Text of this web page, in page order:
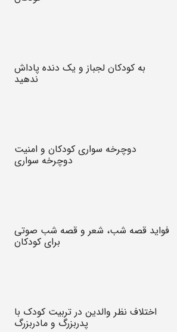
به کودکان لجباز و یک دنده پاداش
ندهید
دوچرخه سواری کودکان و امنیت
دوچرخه سواری
فواید قصه شب، شعر و قصه شب صوتی
برای کودکان
اختلاف نظر والدین در تربیت کودک با
پدربزرگ و مادربزرگ